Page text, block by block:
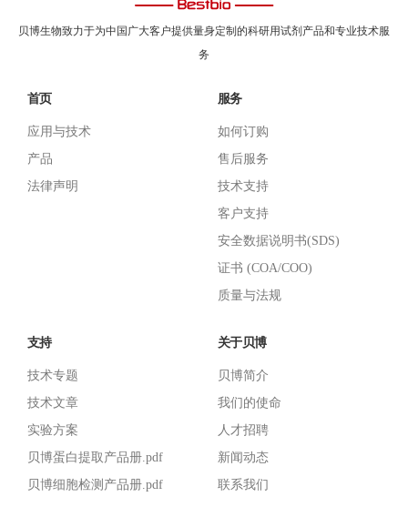
贝博生物致力于为中国广大客户提供量身定制的科研用试剂产品和专业技术服
务
首页
应用与技术
产品
法律声明
服务
如何订购
售后服务
技术支持
客户支持
安全数据说明书(SDS)
证书 (COA/COO)
质量与法规
支持
技术专题
技术文章
实验方案
贝博蛋白提取产品册.pdf
贝博细胞检测产品册.pdf
关于贝博
贝博简介
我们的使命
人才招聘
新闻动态
联系我们